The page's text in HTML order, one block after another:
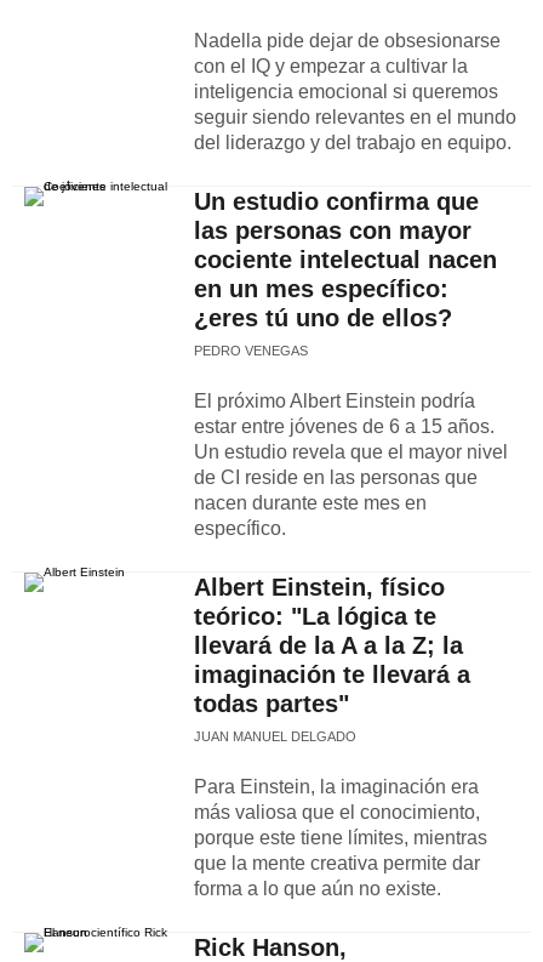
Nadella pide dejar de obsesionarse
con el IQ y empezar a cultivar la
inteligencia emocional si queremos
seguir siendo relevantes en el mundo
del liderazgo y del trabajo en equipo.
Un estudio confirma que
las personas con mayor
cociente intelectual nacen
en un mes específico:
¿eres tú uno de ellos?
PEDRO VENEGAS
El próximo Albert Einstein podría
estar entre jóvenes de 6 a 15 años.
Un estudio revela que el mayor nivel
de CI reside en las personas que
nacen durante este mes en
específico.
Albert Einstein, físico
teórico: "La lógica te
llevará de la A a la Z; la
imaginación te llevará a
todas partes"
JUAN MANUEL DELGADO
Para Einstein, la imaginación era
más valiosa que el conocimiento,
porque este tiene límites, mientras
que la mente creativa permite dar
forma a lo que aún no existe.
Rick Hanson,